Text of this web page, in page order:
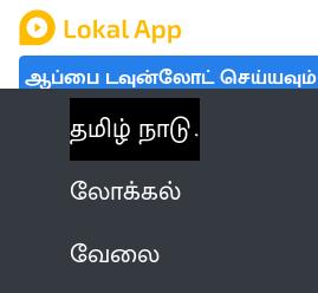
ஆப்பை டவுன்லோட் செய்யவும்
தமிழ் நாடு
லோக்கல்
வேலை